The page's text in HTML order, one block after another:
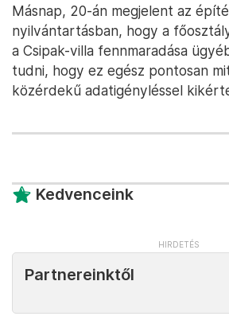
Másnap, 20-án megjelent az
nyilvántartásban, hogy a
a Csipak-villa fennmaradása
tudni, hogy ez egész pontosan
közérdekű adatigényléssel
Kedvenceink
Partnereinktől